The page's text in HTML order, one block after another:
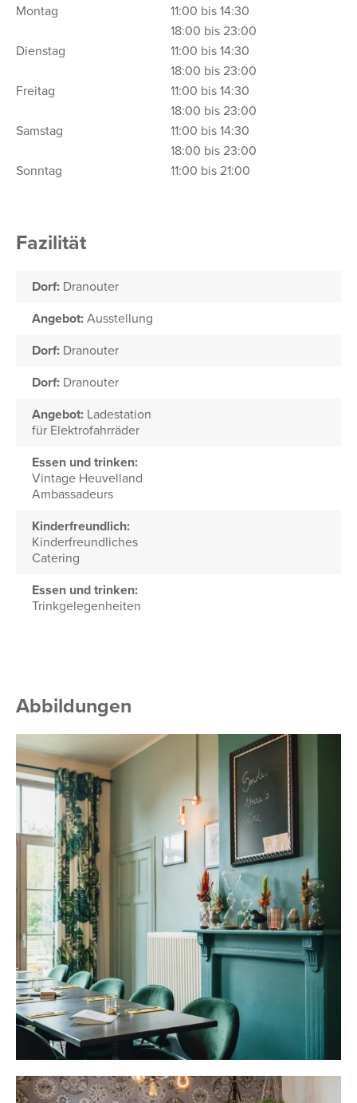
Montag
11:00 bis 14:30
18:00 bis 23:00
Dienstag
11:00 bis 14:30
18:00 bis 23:00
Freitag
11:00 bis 14:30
18:00 bis 23:00
Samstag
11:00 bis 14:30
18:00 bis 23:00
Sonntag
11:00 bis 21:00
Fazilität
Dorf: Dranouter
Angebot: Ausstellung
Dorf: Dranouter
Dorf: Dranouter
Angebot: Ladestation
für Elektrofahrräder
Essen und trinken:
Vintage Heuvelland
Ambassadeurs
Kinderfreundlich:
Kinderfreundliches
Catering
Essen und trinken:
Trinkgelegenheiten
Abbildungen